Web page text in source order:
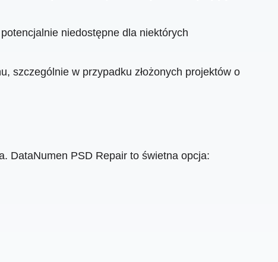
niedostępne dla niektórych
szczególnie w przypadku złożonych projektów o
DataNumen PSD Repair to świetna opcja: